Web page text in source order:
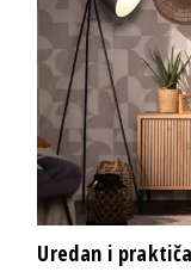
Uredan i